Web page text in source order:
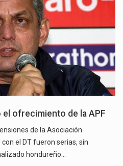
el ofrecimiento de la APF
de la Asociación
el DT fueron serias, sin
hondureño…